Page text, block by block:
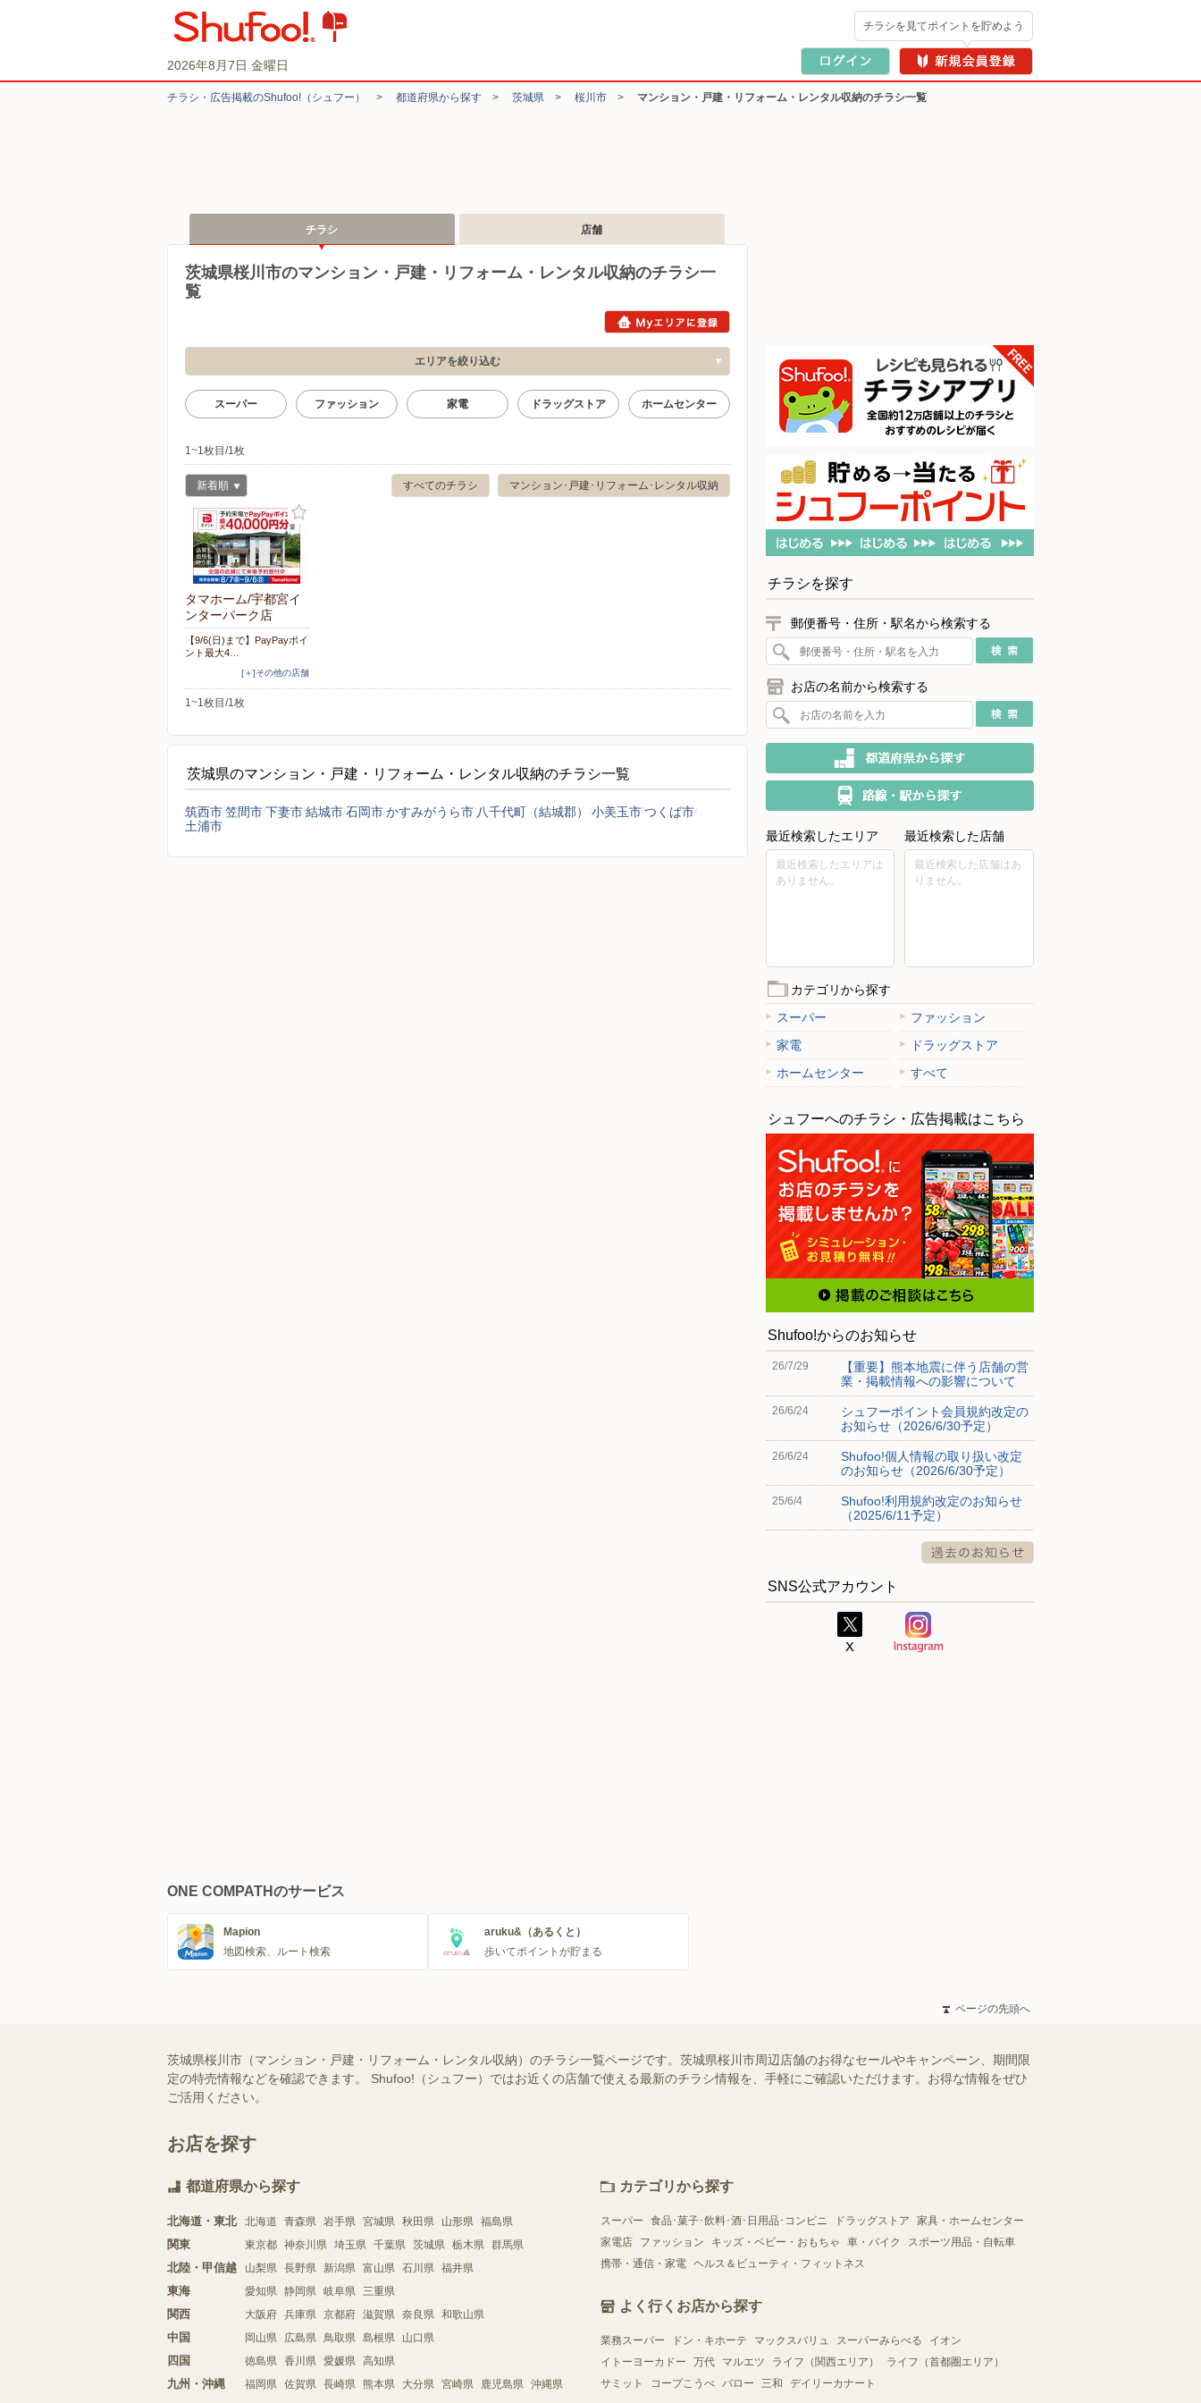
2026年8月7日 金曜日
チラシを見てポイントを貯めよう
チラシ・​広告掲載の​Shufoo!​（シュフー） > 都道府県から探す > 茨城県 > 桜川市 > マンション・戸建・リフォーム・レンタル収納のチラシ一覧
チラシ 店舗
茨城県桜川市のマンション・戸建・リフォーム・レンタル収納のチラシ一
覧
エリアを絞り込む
スーパー ファッション 家電 ドラッグストア ホームセンター
1~1枚目/1枚
マンション･戸建･リフォーム･レンタル収納
すべてのチラシ
新着順
タマホーム/宇都宮イ
ンターパーク店
【9/6(日)まで】PayPayポイ
ント最大4…
[＋]その他の店舗
1~1枚目/1枚
茨城県のマンション・戸建・リフォーム・レンタル収納のチラシ一覧
筑西市笠間市下妻市結城市石岡市かすみがうら市 八千代町（結城郡） 小美玉市つくば市
土浦市
チラシを探す
郵便番号・住所・駅名から検索する
お店の名前から検索する
最近検索したエリア
最近検索したエリアは
ありません。
最近検索した店舗
最近検索した店舗はあ
りません。
カテゴリから探す
スーパー
ファッション
家電
ドラッグストア
ホームセンター
すべて
シュフーへのチラシ・広告掲載はこちら
Shufoo!からのお知らせ
26/7/29
【重要】熊本地震に伴う店舗の営
業・掲載情報への影響について
26/6/24
シュフーポイント会員規約改定の
お知らせ（2026/6/30予定）
26/6/24
Shufoo!個人情報の取り扱い改定
のお知らせ（2026/6/30予定）
25/6/4
Shufoo!利用規約改定のお知らせ
（2025/6/11予定）
SNS公式アカウント
ONE COMPATHのサービス
Mapion
地図検索、ルート検索
aruku&（あるくと）
歩いてポイントが貯まる
ページの先頭へ
茨城県桜川市（マンション・戸建・リフォーム・レンタル収納）のチラシ一覧ページです。茨城県桜川市周辺店舗のお得なセールやキャンペーン、期間限
定の特売情報などを確認できます。 Shufoo!（シュフー）ではお近くの店舗で使える最新のチラシ情報を、手軽にご確認いただけます。お得な情報をぜひ
ご活用ください。
お店を探す
都道府県から探す
北海道・東北 北海道 青森県 岩手県 宮城県 秋田県 山形県 福島県
関東 東京都 神奈川県 埼玉県 千葉県 茨城県 栃木県 群馬県
北陸・甲信越 山梨県 長野県 新潟県 富山県 石川県 福井県
東海 愛知県 静岡県 岐阜県 三重県
関西 大阪府 兵庫県 京都府 滋賀県 奈良県 和歌山県
中国 岡山県 広島県 鳥取県 島根県 山口県
四国 徳島県 香川県 愛媛県 高知県
九州・沖縄 福岡県 佐賀県 長崎県 熊本県 大分県 宮崎県 鹿児島県 沖縄県
カテゴリから探す
スーパー 食品･菓子･飲料･酒･日用品･コンビニ ドラッグストア
家具・ホームセンター
家電店
ファッション キッズ・ベビー・おもちゃ 車・バイク
スポーツ用品・自転車
携帯・通信・家電 ヘルス＆ビューティ・フィットネス
よく行くお店から探す
業務スーパー ドン・キホーテ マックスバリュ スーパーみらべる
イオン
イトーヨーカドー
万代 マルエツ ライフ（関西エリア）
ライフ（首都圏エリア）
サミット
コープこうべ バロー 三和 デイリーカナート